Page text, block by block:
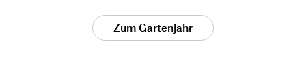
Zum Gartenjahr